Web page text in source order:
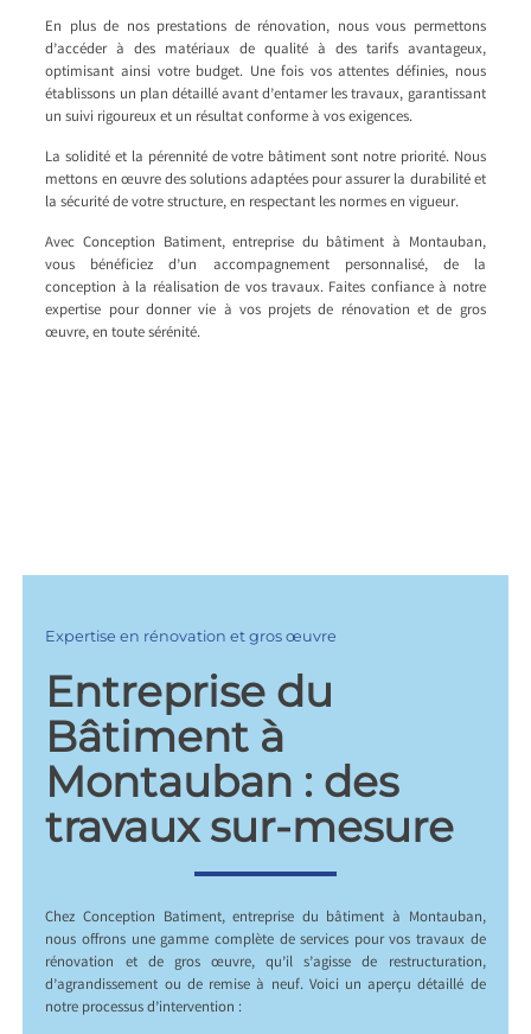
En plus de nos prestations de rénovation, nous vous permettons
d’accéder à des matériaux de qualité à des tarifs avantageux,
optimisant ainsi votre budget. Une fois vos attentes définies, nous
établissons un plan détaillé avant d’entamer les travaux, garantissant
un suivi rigoureux et un résultat conforme à vos exigences.
La solidité et la pérennité de votre bâtiment sont notre priorité. Nous
mettons en œuvre des solutions adaptées pour assurer la durabilité et
la sécurité de votre structure, en respectant les normes en vigueur.
Avec Conception Batiment, entreprise du bâtiment à Montauban,
vous bénéficiez d’un accompagnement personnalisé, de la
conception à la réalisation de vos travaux. Faites confiance à notre
expertise pour donner vie à vos projets de rénovation et de gros
œuvre, en toute sérénité.
Expertise en rénovation et gros œuvre
Entreprise du
Bâtiment à
Montauban : des
travaux sur-mesure
Chez Conception Batiment, entreprise du bâtiment à Montauban,
nous offrons une gamme complète de services pour vos travaux de
rénovation et de gros œuvre, qu’il s’agisse de restructuration,
d’agrandissement ou de remise à neuf. Voici un aperçu détaillé de
notre processus d’intervention :